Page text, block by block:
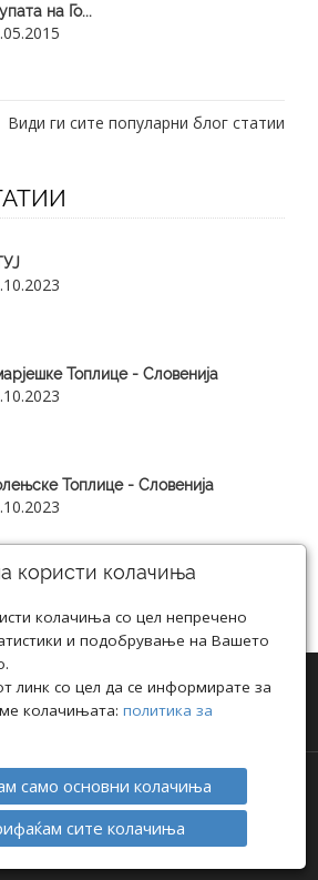
на Го...
Види ги сите популарни блог статии
Топлице - Словенија
Топлице - Словенија
Види ги сите нови блог статии
ТРАВЕЛ ИНФО
ВЕБСТРИАН
користи колачиња
колачиња со цел непречено
и подобрување на Вашето
линк со цел да се информирате за
колачињата: политика за
само основни колачиња
сите колачиња